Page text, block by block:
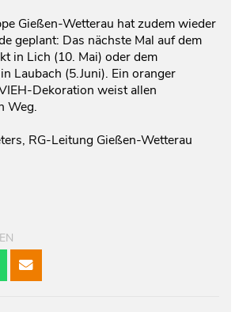
Gießen-Wetterau hat zudem wieder
geplant: Das nächste Mal auf dem
in Lich (10. Mai) oder dem
Laubach (5.Juni). Ein oranger
Dekoration weist allen
Weg.
RG-Leitung Gießen-Wetterau